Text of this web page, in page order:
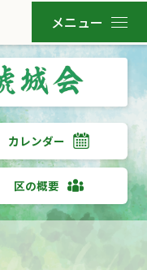
カレンダー
区の概要